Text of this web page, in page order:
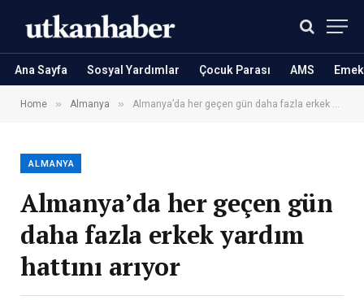
Ana Sayfa Sosyal Yardımlar Çocuk Parası AMS
Home » Almanya » Almanya’da her geçen gün daha fazla erkek yardım hattını arıyor
ALMANYA
Almanya’da her geçen gün
daha fazla erkek yardım
hattını arıyor